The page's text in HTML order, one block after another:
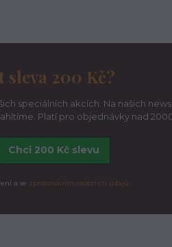
sleva 200 Kč?
speciálních akcích. Na našich
Platí pro objednávky nad
Chci 200 Kč slevu
a se zpracováním osobních údajů.